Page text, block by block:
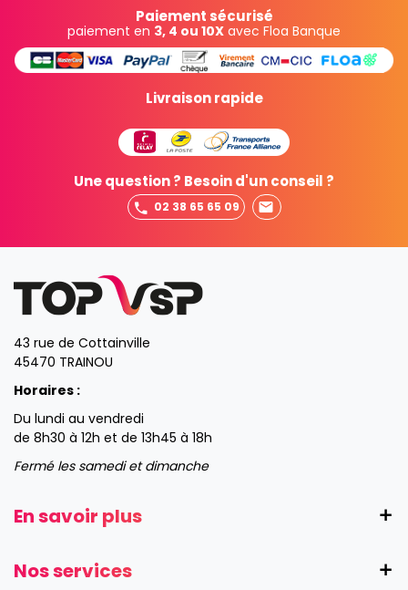
Paiement sécurisé
paiement en 3, 4 ou 10X avec Floa Banque
Livraison rapide
Une question ? Besoin d'un conseil ?
02 38 65 65 09
43 rue de Cottainville
45470 TRAINOU
Horaires :
Du lundi au vendredi
de 8h30 à 12h et de 13h45 à 18h
Fermé les samedi et dimanche
En savoir plus
Nos services